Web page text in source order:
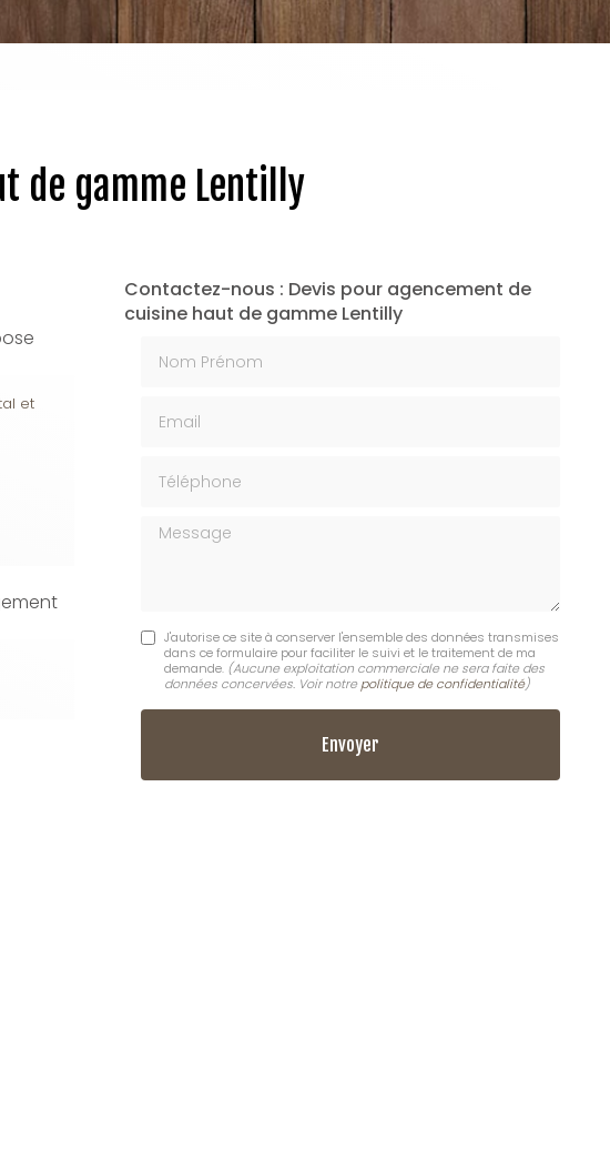
de gamme Lentilly
et
Contactez-nous : Devis pour agencement de
cuisine haut de gamme Lentilly
Message
J'autorise ce site à conserver l'ensemble des données transmises
dans ce formulaire pour faciliter le suivi et le traitement de ma
demande. (Aucune exploitation commerciale ne sera faite des
données concervées. Voir notre politique de confidentialité)